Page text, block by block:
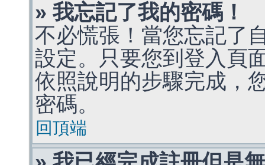
» 我忘記了我的密碼！
不必慌張！當您忘記了
設定。只要您到登入頁
依照說明的步驟完成，
密碼。
回頂端